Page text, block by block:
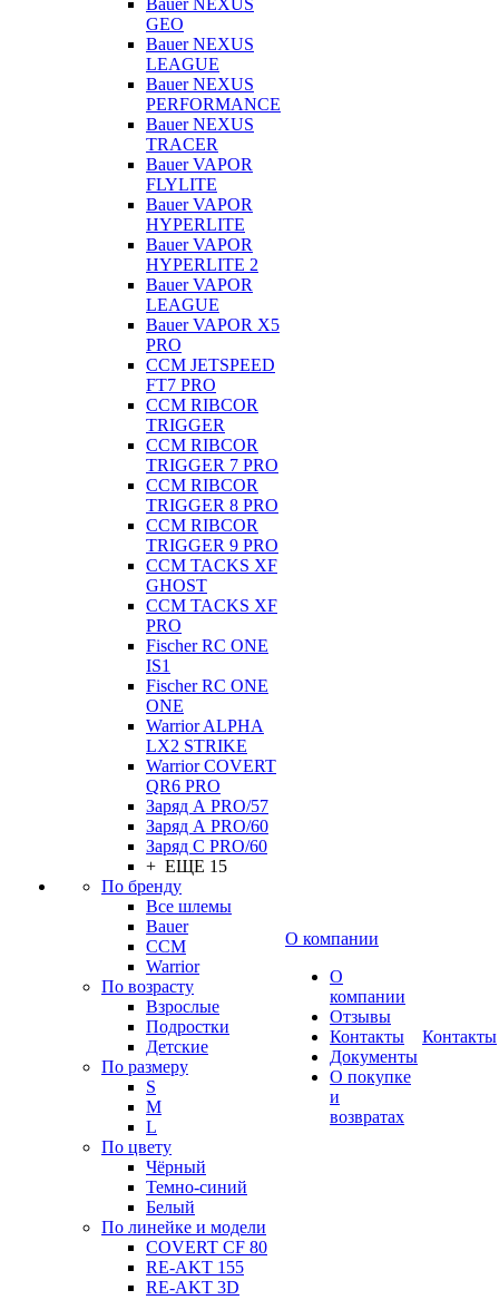
Bauer NEXUS
GEO
Bauer NEXUS
LEAGUE
Bauer NEXUS
PERFORMANCE
Bauer NEXUS
TRACER
Bauer VAPOR
FLYLITE
Bauer VAPOR
HYPERLITE
Bauer VAPOR
HYPERLITE 2
Bauer VAPOR
LEAGUE
Bauer VAPOR X5
PRO
CCM JETSPEED
FT7 PRO
CCM RIBCOR
TRIGGER
CCM RIBCOR
TRIGGER 7 PRO
CCM RIBCOR
TRIGGER 8 PRO
CCM RIBCOR
TRIGGER 9 PRO
CCM TACKS XF
GHOST
CCM TACKS XF
PRO
Fischer RC ONE
IS1
Fischer RC ONE
ONE
Warrior ALPHA
LX2 STRIKE
Warrior COVERT
QR6 PRO
Заряд А PRO/57
Заряд А PRO/60
Заряд С PRO/60
+ ЕЩЕ 15
По бренду
Все шлемы
Bauer
CCM
Warrior
По возрасту
Взрослые
Подростки
Детские
По размеру
S
M
L
По цвету
Чёрный
Темно-синий
Белый
По линейке и модели
COVERT CF 80
RE-AKT 155
RE-AKT 3D
О компании
О
компании
Отзывы
Контакты
Документы
О покупке
и
возвратах
Контакты